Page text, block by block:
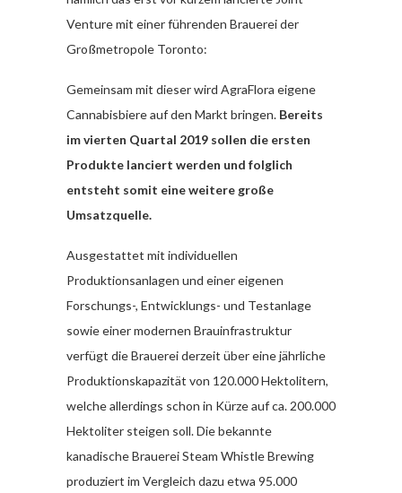
Venture mit einer führenden Brauerei der
Großmetropole Toronto:
Gemeinsam mit dieser wird AgraFlora eigene
Cannabisbiere auf den Markt bringen. Bereits
im vierten Quartal 2019 sollen die ersten
Produkte lanciert werden und folglich
entsteht somit eine weitere große
Umsatzquelle.
Ausgestattet mit individuellen
Produktionsanlagen und einer eigenen
Forschungs-, Entwicklungs- und Testanlage
sowie einer modernen Brauinfrastruktur
verfügt die Brauerei derzeit über eine jährliche
Produktionskapazität von 120.000 Hektolitern,
welche allerdings schon in Kürze auf ca. 200.000
Hektoliter steigen soll. Die bekannte
kanadische Brauerei Steam Whistle Brewing
produziert im Vergleich dazu etwa 95.000